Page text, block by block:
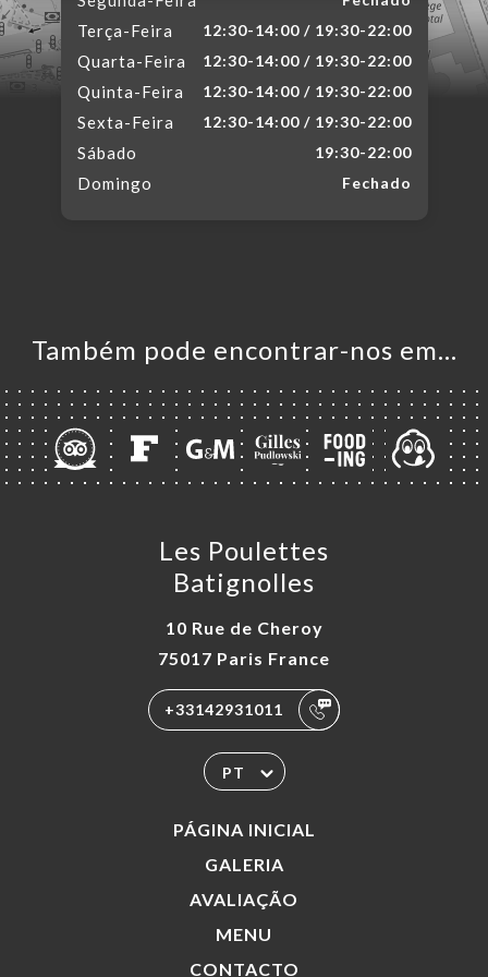
Terça-Feira 12:30-14:00 / 19:30-22:00
Quarta-Feira 12:30-14:00 / 19:30-22:00
Quinta-Feira 12:30-14:00 / 19:30-22:00
Sexta-Feira 12:30-14:00 / 19:30-22:00
Sábado 19:30-22:00
Domingo Fechado
Também pode encontrar-nos em…
Les Poulettes
Batignolles
10 Rue de Cheroy
75017 Paris France
+33142931011
PT
PÁGINA INICIAL
GALERIA
AVALIAÇÃO
MENU
CONTACTO